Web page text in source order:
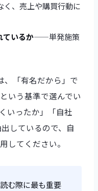
く、売上や購買行動に
ているか——単発施策
、「有名だから」で
いう基準で選んでい
いったか」「自社
しているので、自
してください。
む際に最も重要